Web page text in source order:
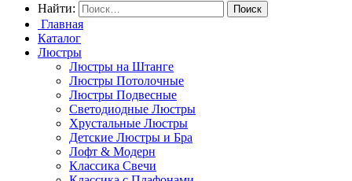
Найти:
Главная
Каталог
Люстры
Люстры на Штанге
Люстры Потолочные
Люстры Подвесные
Светодиодные Люстры
Хрустальные Люстры
Детские Люстры и Бра
Лофт & Модерн
Классика Свечи